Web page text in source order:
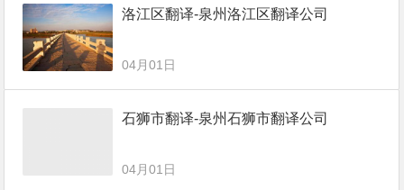
洛江区翻译-泉州洛江区翻译公司
04月01日
石狮市翻译-泉州石狮市翻译公司
04月01日